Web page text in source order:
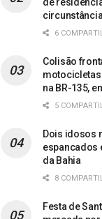
6
Colisão
na BR-135,
5
Dois idosos
espancados
da Bahia
8
Festa de